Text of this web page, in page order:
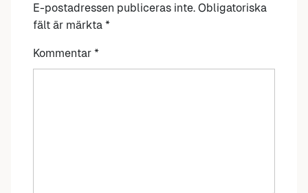
E-postadressen publiceras inte. Obligatoriska
fält är märkta *
Kommentar *